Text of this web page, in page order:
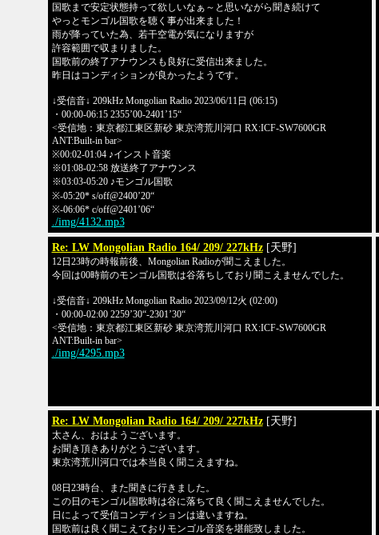
国歌まで安定状態持って欲しいなぁ～と思いながら聞き続けて
やっとモンゴル国歌を聴く事が出来ました！
雨が降っていた為、若干空電が気になりますが
許容範囲で収まりました。
国歌前の終了アナウンスも良好に受信出来ました。
昨日はコンディションが良かったようです。
↓受信音↓ 209kHz Mongolian Radio 2023/06/11日 (06:15)
・00:00-06:15 2355’00-2401’15“
<受信地：東京都江東区新砂 東京湾荒川河口 RX:ICF-SW7600GR
ANT:Built-in bar>
※00:02-01:04 ♪インスト音楽
※01:08-02:58 放送終了アナウンス
※03:03-05:20 ♪モンゴル国歌
※-05:20* s/off@2400’20“
※-06:06* c/off@2401’06“
./img/4132.mp3
Re: LW Mongolian Radio 164/ 209/ 227kHz [天野]
12日23時の時報前後、Mongolian Radioが聞こえました。
今回は00時前のモンゴル国歌は谷落ちしており聞こえませんでした。
↓受信音↓ 209kHz Mongolian Radio 2023/09/12火 (02:00)
・00:00-02:00 2259’30“-2301’30“
<受信地：東京都江東区新砂 東京湾荒川河口 RX:ICF-SW7600GR
ANT:Built-in bar>
./img/4295.mp3
Re: LW Mongolian Radio 164/ 209/ 227kHz [天野]
太さん、おはようございます。
お聞き頂きありがとうございます。
東京湾荒川河口では本当良く聞こえますね。
08日23時台、また聞きに行きました。
この日のモンゴル国歌時は谷に落ちて良く聞こえませんでした。
日によって受信コンディションは違いますね。
国歌前は良く聞こえておりモンゴル音楽を堪能致しました。